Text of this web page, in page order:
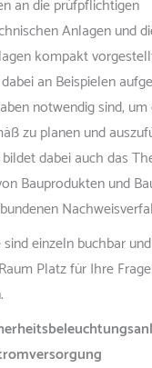
an die prüfpflichtigen
Anlagen und
kompakt
an Beispielen
notwendig sind,
zu planen und
dabei auch das
Bauprodukten und
sind einzeln buchbar
Platz für Ihre